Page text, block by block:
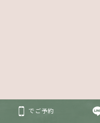
でご予約